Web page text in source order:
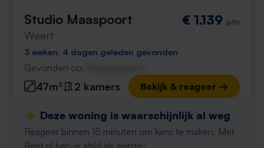
Studio Maaspoort
Weert
€ 1.139 p/m
3 weken, 4 dagen geleden gevonden
Gevonden op:
47m² 2 kamers Bekijk & reageer →
⚡️ Deze woning is waarschijnlijk al weg
Reageer binnen 15 minuten om kans te maken. Met
Rent.nl ben je altijd als eerste!